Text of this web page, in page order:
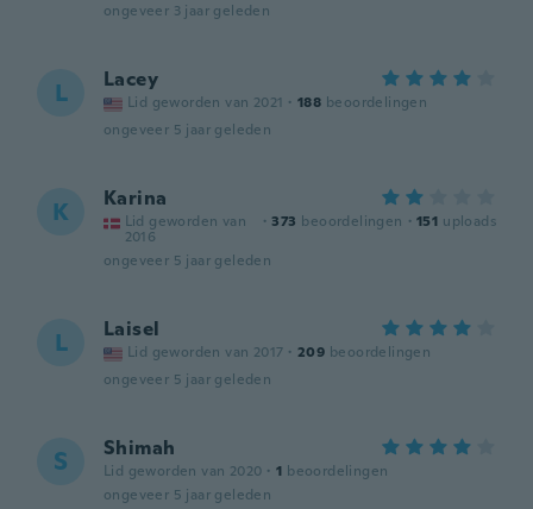
ongeveer 3 jaar geleden
L Lacey
Lid geworden van 2021 · 188 beoordelingen
ongeveer 5 jaar geleden
K Karina
Lid geworden van
2016
· 373 beoordelingen · 151 uploads
ongeveer 5 jaar geleden
L Laisel
Lid geworden van 2017 · 209 beoordelingen
ongeveer 5 jaar geleden
S Shimah
Lid geworden van 2020 · 1 beoordelingen
ongeveer 5 jaar geleden